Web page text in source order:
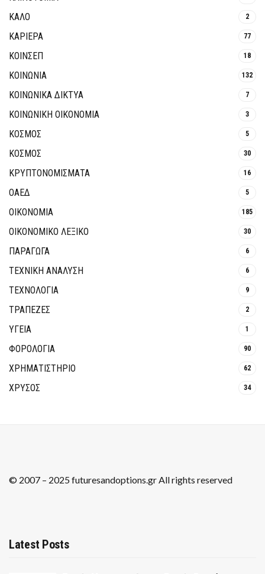
ΚΑΛΟ 2
ΚΑΡΙΕΡΑ 77
ΚΟΙΝΣΕΠ 18
ΚΟΙΝΩΝΙΑ 132
ΚΟΙΝΩΝΙΚΆ ΔΊΚΤΥΑ 7
ΚΟΙΝΩΝΙΚΉ ΟΙΚΟΝΟΜΊΑ 3
ΚΟΣΜΟΣ 5
ΚΟΣΜΟΣ 30
ΚΡΥΠΤΟΝΟΜΊΣΜΑΤΑ 16
ΟΑΕΔ 5
ΟΙΚΟΝΟΜΙΑ 185
ΟΙΚΟΝΟΜΙΚΟ ΛΕΞΙΚΟ 30
ΠΑΡΑΓΩΓΑ 6
ΤΕΧΝΙΚΗ ΑΝΑΛΥΣΗ 6
ΤΕΧΝΟΛΟΓΙΑ 9
ΤΡΆΠΕΖΕΣ 2
ΥΓΕΙΑ 1
ΦΟΡΟΛΟΓΙΑ 90
ΧΡΗΜΑΤΙΣΤΗΡΙΟ 62
ΧΡΥΣΟΣ 34
© 2007 – 2025 futuresandoptions.gr All rights reserved
Latest Posts